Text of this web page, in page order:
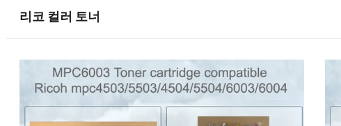
리코 컬러 토너